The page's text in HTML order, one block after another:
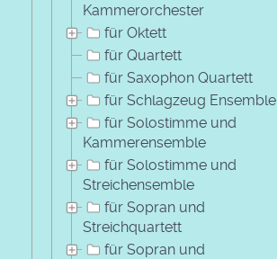
Kammerorchester
für Oktett
für Quartett
für Saxophon Quartett
für Schlagzeug Ensemble
für Solostimme und
Kammerensemble
für Solostimme und
Streichensemble
für Sopran und
Streichquartett
für Sopran und